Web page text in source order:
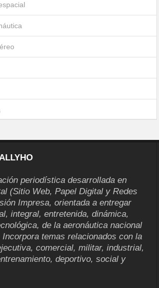
periodística desarrollada en
(Sitio Web, Papel Digital y Redes
Impresa, orientada a entregar
integral, entretenida, dinámica,
de la aeronáutica nacional
temas relacionados con la
comercial, militar, industrial,
deportivo, social y